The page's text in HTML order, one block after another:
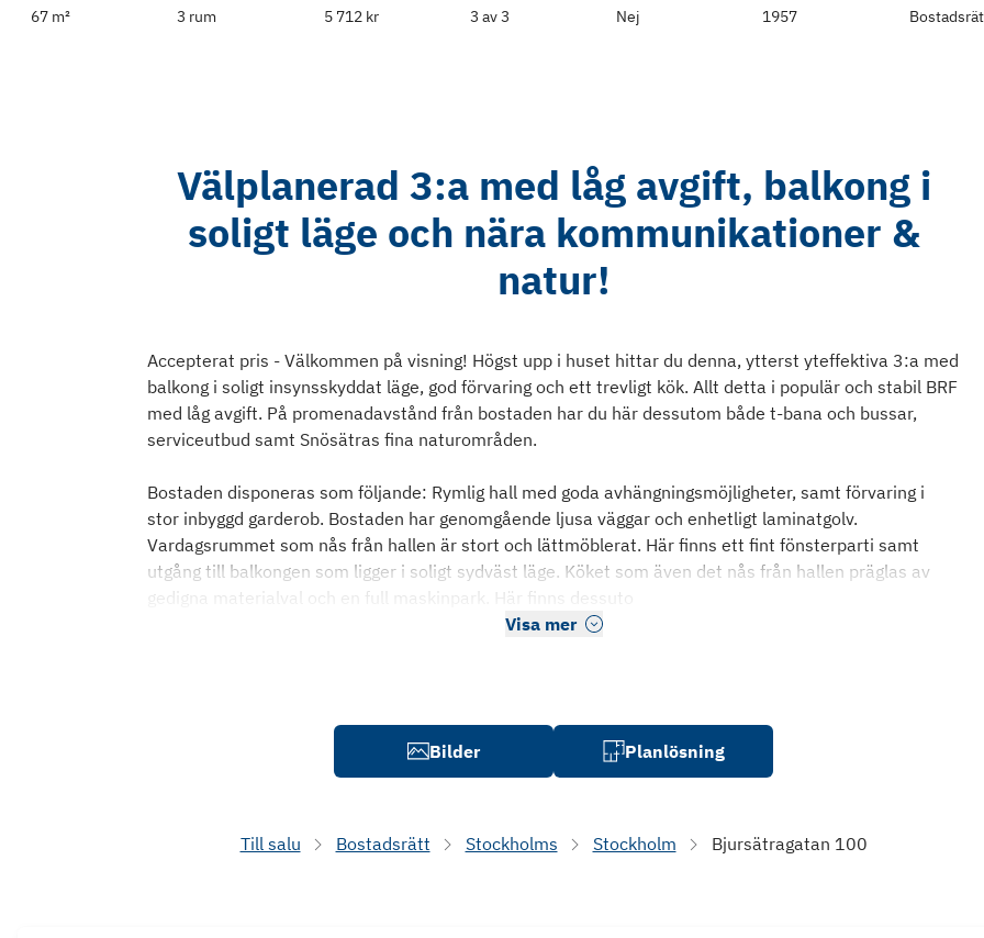
67 m²
3 rum
5 712 kr
3 av 3
Nej
1957
Välplanerad 3:a med låg avgift, balkong i
soligt läge och nära kommunikationer &
natur!
Accepterat pris - Välkommen på visning! Högst upp i huset hittar du denna, ytterst yteffektiva 3:a med
balkong i soligt insynsskyddat läge, god förvaring och ett trevligt kök. Allt detta i populär och stabil BRF
med låg avgift. På promenadavstånd från bostaden har du här dessutom både t-bana och bussar,
serviceutbud samt Snösätras fina naturområden.
Bostaden disponeras som följande: Rymlig hall med goda avhängningsmöjligheter, samt förvaring i
stor inbyggd garderob. Bostaden har genomgående ljusa väggar och enhetligt laminatgolv.
Vardagsrummet som nås från hallen är stort och lättmöblerat. Här finns ett fint fönsterparti samt
utgång till balkongen som ligger i soligt sydväst läge. Köket som även det nås från hallen präglas av
gedigna materialval och en full maskinpark. Här finns dessuto
Visa mer
Bilder Planlösning
Till salu Bostadsrätt Stockholms Stockholm Bjursätragatan 100